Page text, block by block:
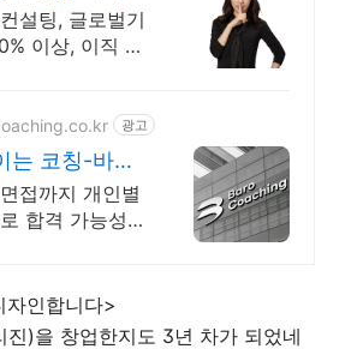
설팅, 글로벌기
이상, 이직 커
광고
는 코칭-바로
및 면접대비
접까지 개인별
합격 가능성
전 맞춤 코칭
자인합니다>
진)을 창업한지도 3년 차가 되었네